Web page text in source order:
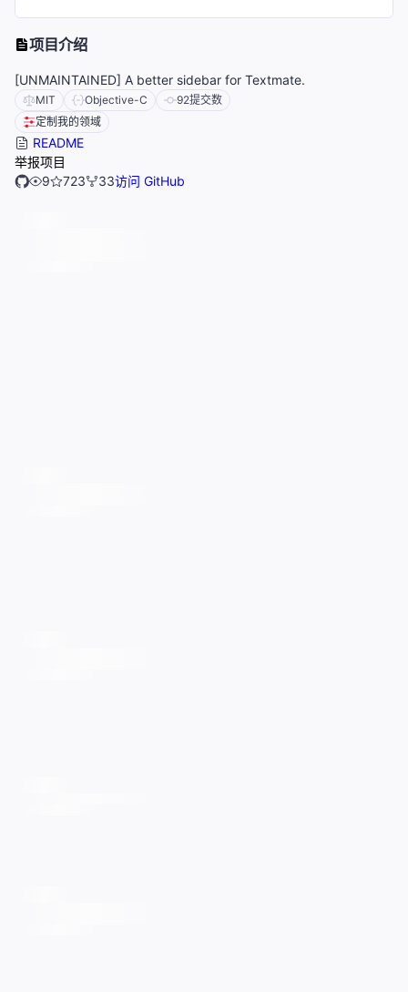
项目介绍
[UNMAINTAINED] A better sidebar for Textmate.
MIT Objective-C 92提交数
定制我的领域
README
举报项目
9
723 33访问 GitHub